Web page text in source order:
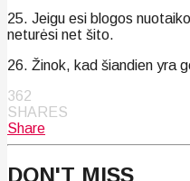
25. Jeigu esi blogos
neturėsi net šito.
26. Žinok, kad šiandien yra
362
SHARES
Share
DON'T MISS